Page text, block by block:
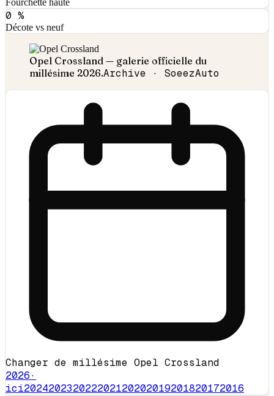
Fourchette haute
0 %
Décote vs neuf
Opel Crossland — galerie officielle du
millésime 2026.Archive · SoeezAuto
Changer de millésime Opel Crossland
2026·
ici202420232022202120202019201820172016